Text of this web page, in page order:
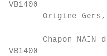
VB1400
Origine
Chapon NAIN
VB1400